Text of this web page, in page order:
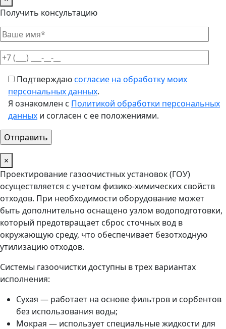
Получить консультацию
Подтверждаюсогласие на обработку моих
персональных данных.
Я ознакомлен с Политикой обработки персональных
данных и согласен с ее положениями.
×
Проектирование газоочистных установок (ГОУ)
осуществляется с учетом физико-химических свойств
отходов. При необходимости оборудование может
быть дополнительно оснащено узлом водоподготовки,
который предотвращает сброс сточных вод в
окружающую среду, что обеспечивает безотходную
утилизацию отходов.
Системы газоочистки доступны в трех вариантах
исполнения:
Сухая — работает на основе фильтров и сорбентов
без использования воды;
Мокрая — использует специальные жидкости для